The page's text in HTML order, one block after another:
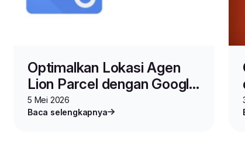
Optimalkan Lokasi Agen
Lion Parcel dengan Google
Business Profile
5 Mei 2026
Baca selengkapnya